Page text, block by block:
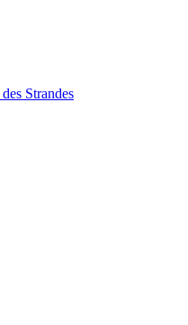
des Strandes